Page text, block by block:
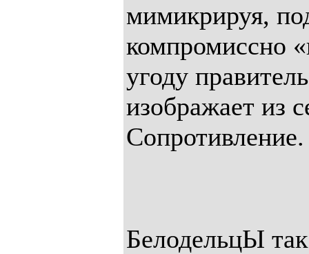
мимикрируя,
компромиссно
угоду
изображает из
Сопротивление.
БелодельцЫ